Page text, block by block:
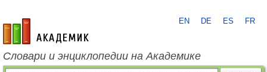
academic.ru
EN DE ES FR
Словари и энциклопедии на Академике